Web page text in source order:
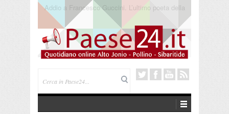
Saracena. Presentato “America”, il romanzo di Luigi
Pandolfi che racconta l’emigrazione